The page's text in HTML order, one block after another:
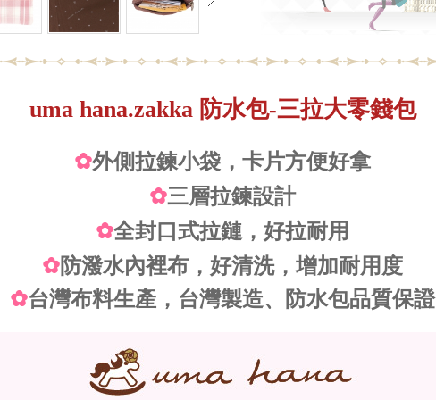
uma hana.zakka 防水包-三拉大零錢包
✿外側拉鍊小袋，卡片方便好拿
✿三層拉鍊設計
✿全封口式拉鏈，好拉耐用
✿防潑水內裡布，好清洗，增加耐用度
✿台灣布料生產，台灣製造、防水包品質保證